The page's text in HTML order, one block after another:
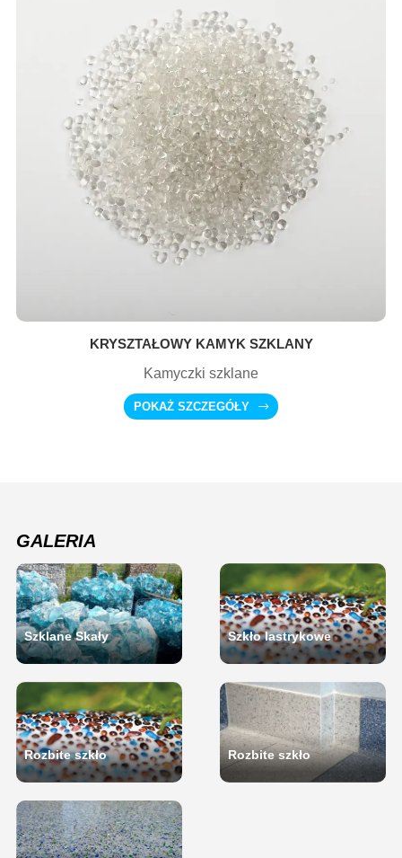
KRYSZTAŁOWY KAMYK SZKLANY
Kamyczki szklane
POKAŻ SZCZEGÓŁY
GALERIA
Szklane Skały Szkło lastrykowe
Rozbite szkło Rozbite szkło